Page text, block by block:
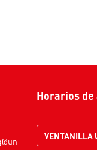
Horarios
VENTANILLA